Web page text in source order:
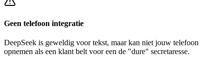
Geen telefoon integratie
DeepSeek is geweldig voor tekst, maar kan niet jouw telefoon
opnemen als een klant belt voor een de "dure" secretaresse.